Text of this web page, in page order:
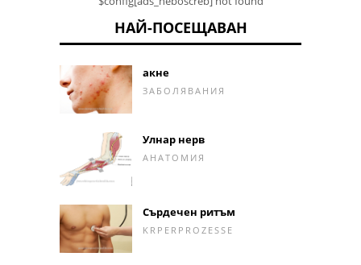
НАЙ-ПОСЕЩАВАН
акне
ЗАБОЛЯВАНИЯ
Улнар нерв
АНАТОМИЯ
Сърдечен ритъм
KRPERPROZESSE